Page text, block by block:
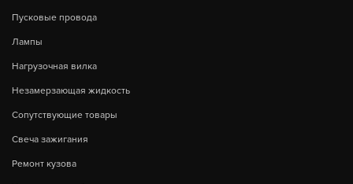
Пусковые провода
Лампы
Нагрузочная вилка
Незамерзающая жидкость
Сопутствующие товары
Свеча зажигания
Ремонт кузова